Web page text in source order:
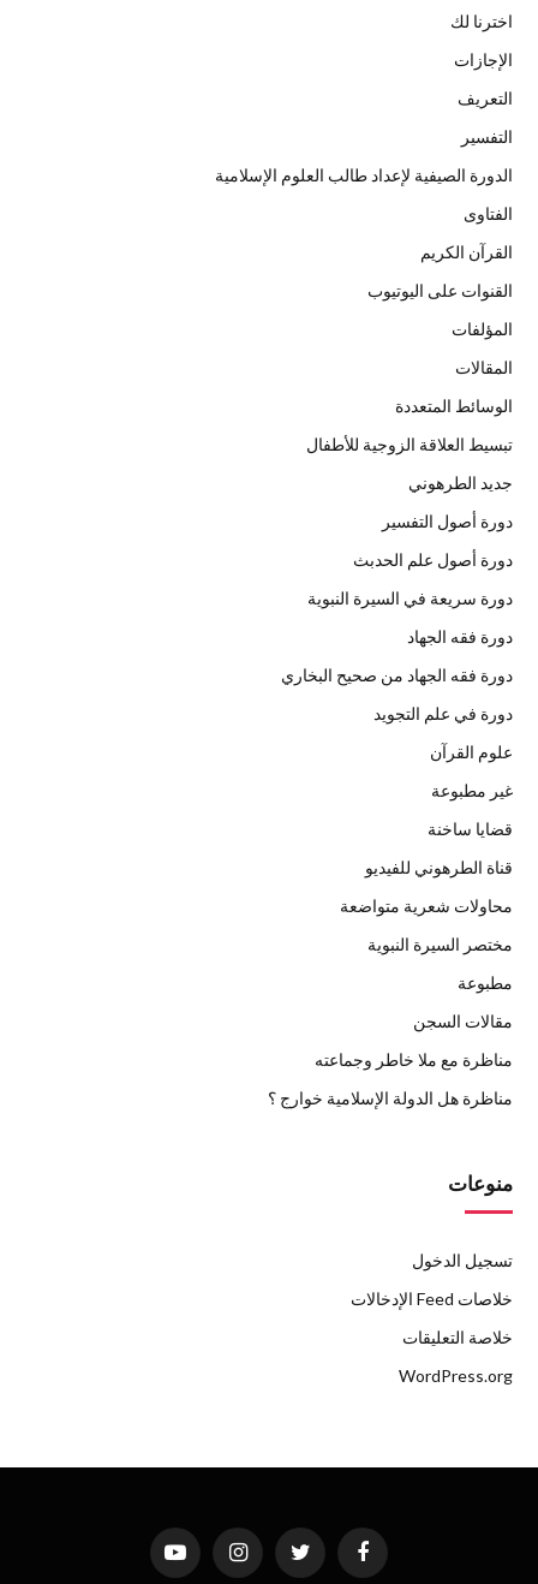
اخترنا لك
الإجازات
التعريف
التفسير
الدورة الصيفية لإعداد طالب العلوم الإسلامية
الفتاوى
القرآن الكريم
القنوات على اليوتيوب
المؤلفات
المقالات
الوسائط المتعددة
تبسيط العلاقة الزوجية للأطفال
جديد الطرهوني
دورة أصول التفسير
دورة أصول علم الحدبث
دورة سريعة في السيرة النبوية
دورة فقه الجهاد
دورة فقه الجهاد من صحيح البخاري
دورة في علم التجويد
علوم القرآن
غير مطبوعة
قضايا ساخنة
قناة الطرهوني للفيديو
محاولات شعرية متواضعة
مختصر السيرة النبوية
مطبوعة
مقالات السجن
مناظرة مع ملا خاطر وجماعته
مناظرة هل الدولة الإسلامية خوارج ؟
منوعات
تسجيل الدخول
خلاصات Feed الإدخالات
خلاصة التعليقات
WordPress.org
فيسبوك تويتر الانستغراميوتيوب